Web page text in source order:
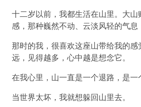
十二岁以前，我都生活在山里。大
感，那种巍然不动、云淡风轻的气息
那时的我，很喜欢这座山带给我的感
远，见得越多，心中越是想念它。
在我心里，山一直是一个退路，是
当世界太坏，我就想躲回山里去。